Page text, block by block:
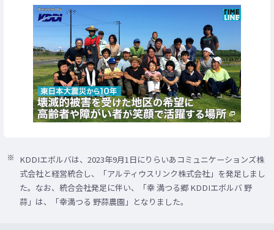
KDDIエボルバは、2023年9月1日にりらいあコミュニケーションズ株
式会社と経営統合し、「アルティウスリンク株式会社」を発足しまし
た。なお、統合会社発足に伴い、「幸 満つる郷 KDDIエボルバ 野
蒜」は、「幸満つる 野蒜農園」となりました。